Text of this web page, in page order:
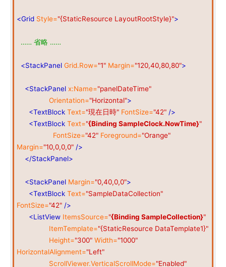
<Grid Style="{StaticResource LayoutRootStyle}">
…… 省略 ……
<StackPanel Grid.Row="1" Margin="120,40,80,80">
<StackPanel x:Name="panelDateTime"
Orientation="Horizontal">
<TextBlock Text="現在日時" FontSize="42" />
<TextBlock Text="{Binding SampleClock.NowTime}"
FontSize="42" Foreground="Orange"
Margin="10,0,0,0" />
</StackPanel>
<StackPanel Margin="0,40,0,0">
<TextBlock Text="SampleDataCollection"
FontSize="42" />
<ListView ItemsSource="{Binding SampleCollection}"
ItemTemplate="{StaticResource DataTemplate1}"
Height="300" Width="1000"
HorizontalAlignment="Left"
ScrollViewer.VerticalScrollMode="Enabled"